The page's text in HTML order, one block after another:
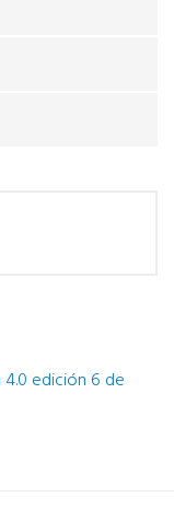
edición 6 de